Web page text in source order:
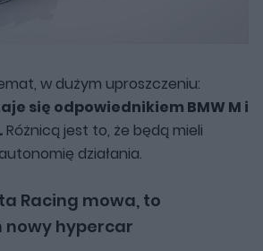
w dużym uproszczeniu:
się odpowiednikiem BMW M i
Różnicą jest to, że będą mieli
działania.
Racing mowa, to
nowy hypercar